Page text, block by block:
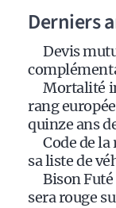
Derniers
Devis
Mortalité
rang
quinze ans
Code de
sa liste de
Bison
sera rouge